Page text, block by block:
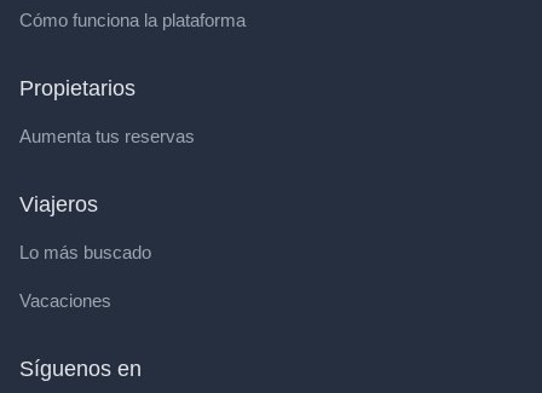
Cómo funciona la plataforma
Propietarios
Aumenta tus reservas
Viajeros
Lo más buscado
Vacaciones
Síguenos en